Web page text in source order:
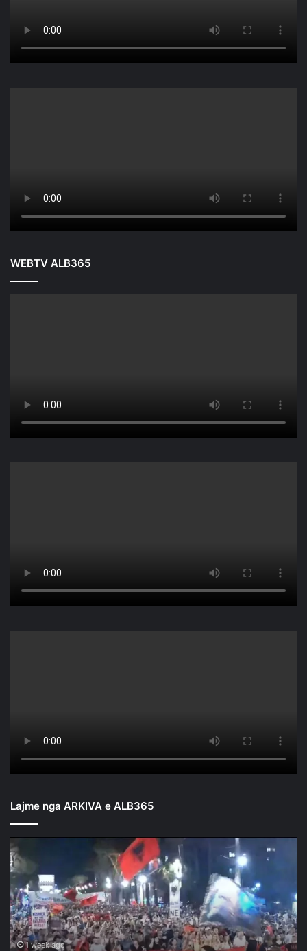
WEBTV ALB365
Lajme nga ARKIVA e ALB365
Mbyllen
fjalimet
para
Kryeministrisë/
Nis
marshimi
në
rrugët1 week ago